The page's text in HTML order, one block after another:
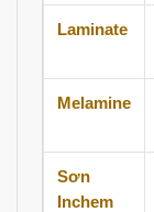
Laminate
Melamine
Sơn
Inchem